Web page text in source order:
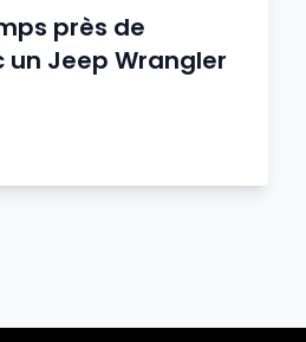
près de
un Jeep Wrangler